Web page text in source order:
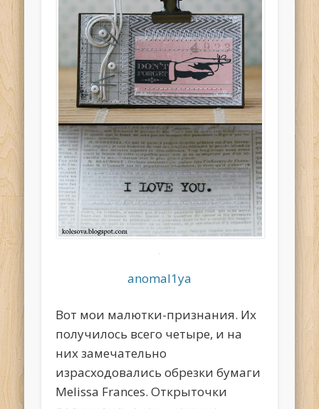
anomal1ya
Вот мои малютки-признания. Их
получилось всего четыре, и на
них замечательно
израсходовались обрезки бумаги
Melissa Frances. Открыточки